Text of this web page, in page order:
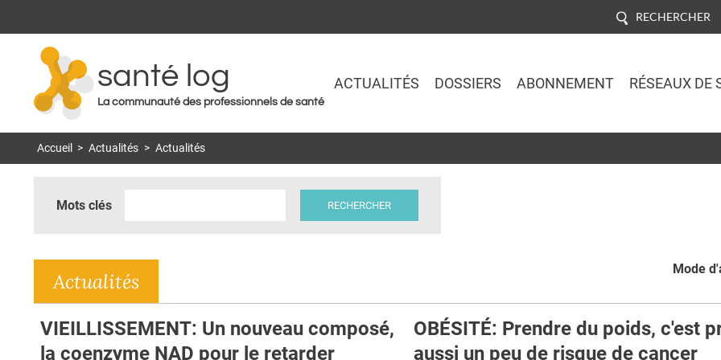
RECHERCHER
santé log
La communauté des professionnels de santé
ACTUALITÉS DOSSIERS ABONNEMENT RÉSEAUX DE
Accueil > Actualités > Actualités
Mots clés
Mode
Actualités
VIEILLISSEMENT: Un nouveau composé,
la coenzyme NAD pour le retarder
OBÉSITÉ: Prendre du poids, c'est
aussi un peu de risque de cancer